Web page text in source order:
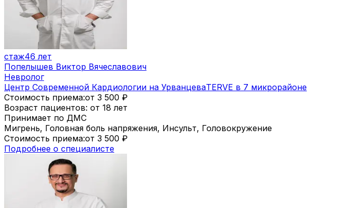
стаж46 лет
Попелышев Виктор Вячеславович
Невролог
Центр Современной Кардиологии на УрванцеваTERVE в 7 микрорайоне
Стоимость приема:от 3 500 ₽
Возраст пациентов: от 18 лет
Принимает по ДМС
Мигрень, Головная боль напряжения, Инсульт, Головокружение
Стоимость приема:от 3 500 ₽
Подробнее о специалисте